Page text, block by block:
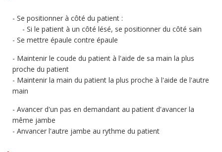
Se positionner à côté du patient :
Si le patient à un côté lésé, se positionner du côté sain
Se mettre épaule contre épaule
Maintenir le coude du patient à l'aide de sa main la plus
proche du patient
Maintenir la main du patient la plus proche à l'aide de l'autre
main
Avancer d'un pas en demandant au patient d'avancer la
même jambe
Anvancer l'autre jambe au rythme du patient